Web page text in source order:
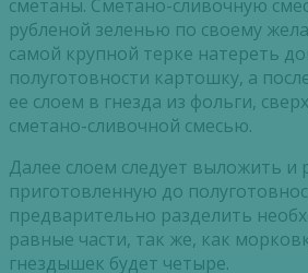
сметаны. Сметано-сливочную
рубленой зеленью по своему
самой крупной терке натереть
полуготовности картошку, а
ее слоем в гнезда из фольги,
сметано-сливочной смесью.
Далее слоем следует выложить и
приготовленную до
предварительно разделить
равные части, так же, как
гнездышек будет четыре.